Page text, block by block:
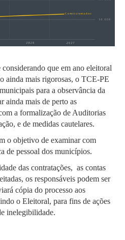
considerando que em ano eleitoral
ainda mais rigorosas, o TCE-PE
para a observância da
ainda mais de perto as
a formalização de Auditorias
e de medidas cautelares.
o objetivo de examinar com
de pessoal dos municípios.
das contratações, as contas
os responsáveis podem ser
cópia do processo aos
o Eleitoral, para fins de ações
inelegibilidade.